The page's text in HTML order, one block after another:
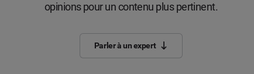
opinions pour un contenu plus pertinent.
Parler à un expert